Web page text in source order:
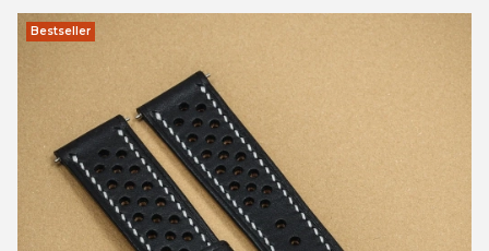
Bestseller